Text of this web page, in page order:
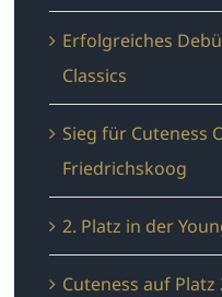
Erfolgreiches
Classics
Sieg für Cuteness
Friedrichskoog
2. Platz in der
Cuteness auf